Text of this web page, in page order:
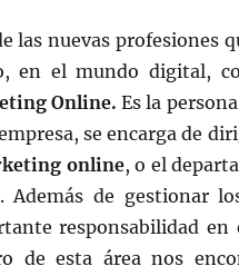
las nuevas profesiones
en el mundo digital,
Online. Es la
se encarga de
online, o el
Además de gestionar
responsabilidad en
de esta área nos